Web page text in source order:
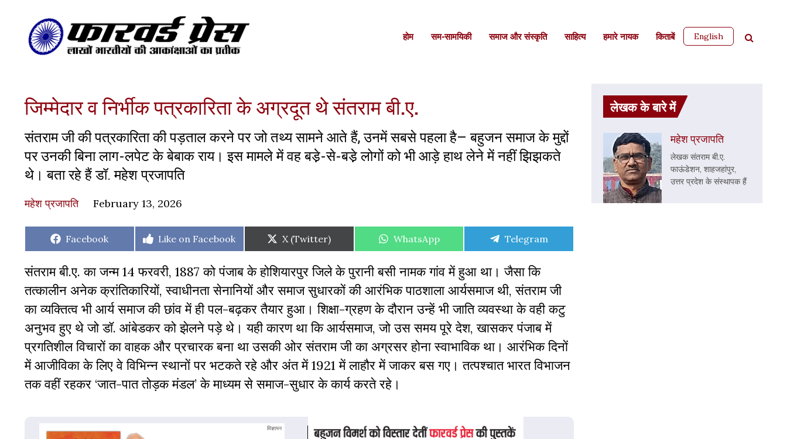
होम सम-सामयिकी समाज और संस्कृति साहित्‍य हमारे नायक किताबें English
जिम्मेदार व निर्भीक पत्रकारिता के अग्रदूत थे संतराम बी.ए.
संतराम जी की पत्रकारिता की पड़ताल करने पर जो तथ्य सामने आते हैं, उनमें सबसे पहला है– बहुजन समाज के मुद्दों
पर उनकी बिना लाग-लपेट के बेबाक राय। इस मामले में वह बडे़-से-बडे़ लोगों को भी आड़े हाथ लेने में नहीं झिझकते
थे। बता रहे हैं डॉ. महेश प्रजापति
महेश प्रजापति February 13, 2026
Share
Facebook
Share
Like on Facebook
Share
on
X (Twitter)
Share
WhatsApp
Share
Telegram
संतराम बी.ए. का जन्म 14 फरवरी, 1887 को पंजाब के होशियारपुर जिले के पुरानी बसी नामक गांव में हुआ था। जैसा कि
तत्कालीन अनेक क्रांतिकारियों, स्वाधीनता सेनानियों और समाज सुधारकों की आरंभिक पाठशाला आर्यसमाज थी, संतराम जी
का व्यक्तित्व भी आर्य समाज की छांव में ही पल-बढ़कर तैयार हुआ। शिक्षा-ग्रहण के दौरान उन्हें भी जाति व्यवस्था के वही कटु
अनुभव हुए थे जो डॉ. आंबेडकर को झेलने पड़े थे। यही कारण था कि आर्यसमाज, जो उस समय पूरे देश, खासकर पंजाब में
प्रगतिशील विचारों का वाहक और प्रचारक बना था उसकी ओर संतराम जी का अग्रसर होना स्वाभाविक था। आरंभिक दिनों
में आजीविका के लिए वे विभिन्न स्थानों पर भटकते रहे और अंत में 1921 में लाहौर में जाकर बस गए। तत्पश्चात भारत विभाजन
तक वहीं रहकर ‘जात-पात तोड़क मंडल’ के माध्यम से समाज-सुधार के कार्य करते रहे।
लेखक के बारे में
महेश प्रजापति
लेखक संतराम बी.ए.
फाऊंडेशन, शाहजहांपुर,
उत्तर प्रदेश के संस्थापक हैं